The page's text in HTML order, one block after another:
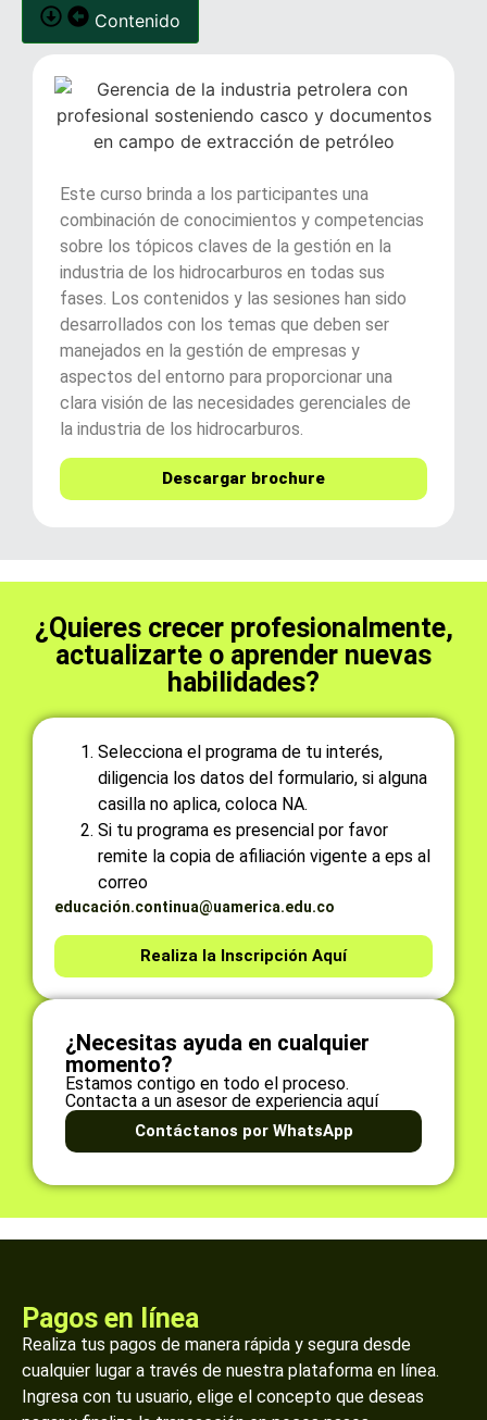
Contenido
Este curso brinda a los participantes una
combinación de conocimientos y competencias
sobre los tópicos claves de la gestión en la
industria de los hidrocarburos en todas sus
fases. Los contenidos y las sesiones han sido
desarrollados con los temas que deben ser
manejados en la gestión de empresas y
aspectos del entorno para proporcionar una
clara visión de las necesidades gerenciales de
la industria de los hidrocarburos.
Descargar brochure
¿Quieres crecer profesionalmente,
actualizarte o aprender nuevas
habilidades?
Selecciona el programa de tu interés,
diligencia los datos del formulario, si alguna
casilla no aplica, coloca NA.
Si tu programa es presencial por favor
remite la copia de afiliación vigente a eps al
correo
educación.continua@uamerica.edu.co
Realiza la Inscripción Aquí
¿Necesitas ayuda en cualquier
momento?
Estamos contigo en todo el proceso.
Contacta a un asesor de experiencia aquí
Contáctanos por WhatsApp
Pagos en línea
Realiza tus pagos de manera rápida y segura desde
cualquier lugar a través de nuestra plataforma en línea.
Ingresa con tu usuario, elige el concepto que deseas